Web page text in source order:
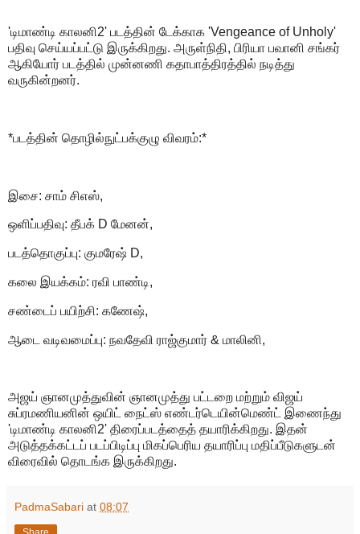
'டிமாண்டி காலனி2' படத்தின் டேக்காக 'Vengeance of Unholy'
பதிவு செய்யப்பட்டு இருக்கிறது. அருள்நிதி, பிரியா பவானி சங்கர்
ஆகியோர் படத்தில் முன்னணி கதாபாத்திரத்தில் நடித்து
வருகின்றனர்.
*படத்தின் தொழில்நுட்பக்குழு விவரம்:*
இசை: சாம் சிஎஸ்,
ஒளிப்பதிவு: தீபக் D மேனன்,
படத்தொகுப்பு: குமரேஷ் D,
கலை இயக்கம்: ரவி பாண்டி,
சண்டைப் பயிற்சி: கணேஷ்,
ஆடை வடிவமைப்பு: நவதேவி ராஜ்குமார் & மாலினி,
அஜய் ஞானமுத்துவின் ஞானமுத்து பட்டறை மற்றும் விஜய்
சுப்ரமணியனின் ஒயிட் நைட்ஸ் எண்டர்டெயின்மெண்ட் இணைந்து
'டிமாண்டி காலனி2' திரைப்படத்தைத் தயாரிக்கிறது. இதன்
அடுத்தக்கட்டப் படப்பிடிப்பு மிகப்பெரிய தயாரிப்பு மதிப்பீடுகளுடன்
விரைவில் தொடங்க இருக்கிறது.
PadmaSabari at 08:07